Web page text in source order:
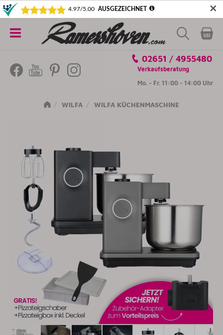
✕
5€ SICHERN! NEWSLETTER ABONNIEREN
Kategorien
02651 / 4955480
Verkaufsberatung
Mo. - Fr. 11:00 - 14:00 Uhr
WILFA WILFA KÜCHENMASCHINE